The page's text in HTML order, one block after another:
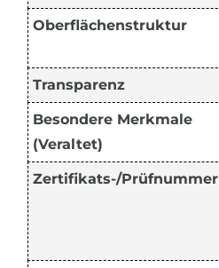
Oberflächenstruktur
Transparenz
Besondere Merkmale
(Veraltet)
Zertifikats-/Prüfnummer